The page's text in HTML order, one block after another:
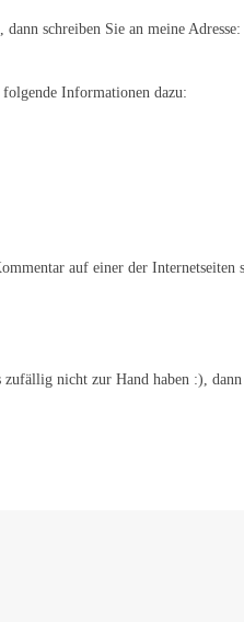
schreiben Sie an meine Adresse:
Informationen dazu:
auf einer der Internetseiten
nicht zur Hand haben :),